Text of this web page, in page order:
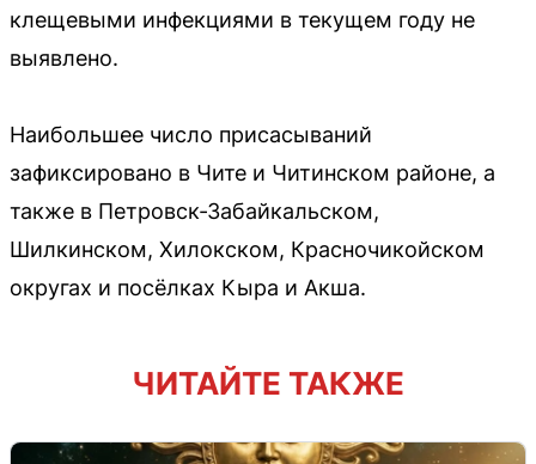
клещевыми инфекциями в текущем году не
выявлено.
Наибольшее число присасываний
зафиксировано в Чите и Читинском районе, а
также в Петровск-Забайкальском,
Шилкинском, Хилокском, Красночикойском
округах и посёлках Кыра и Акша.
ЧИТАЙТЕ ТАКЖЕ